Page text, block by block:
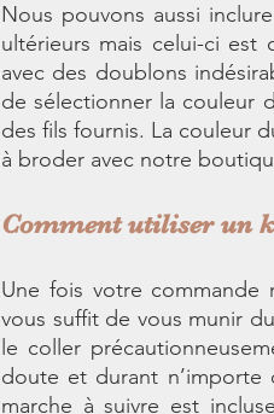
Nous pouvons aussi
ultérieurs mais celui-ci
avec des doublons
de sélectionner la couleur
des fils fournis. La couleur
à broder avec notre
Comment utiliser un
Une fois votre commande
vous suffit de vous munir
le coller
doute et durant n’importe
marche à suivre est